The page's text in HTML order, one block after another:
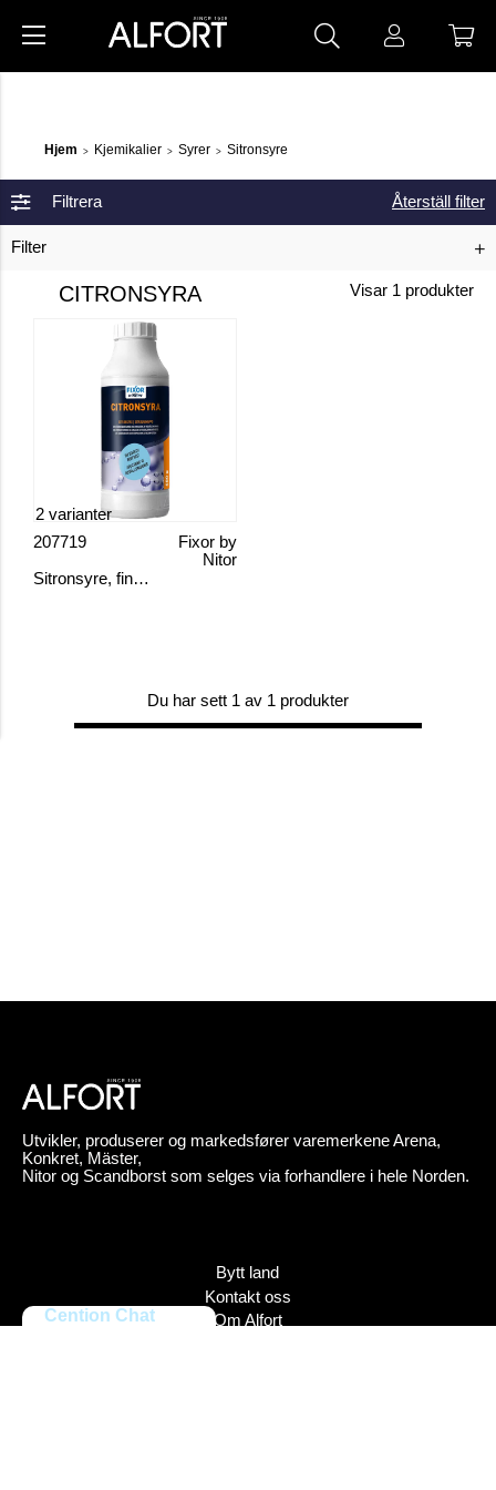
Hjem > Kjemikalier > Syrer > Sitronsyre
Filtrera
Filter
Återställ filter
CITRONSYRA Visar 1 produkter
Sitronsyre, finkornet
Fixor by
Nitor
207719
2 varianter
Du har sett 1 av 1 produkter
Utvikler, produserer og markedsfører varemerkene Arena,
Konkret, Mäster,
Nitor og Scandborst som selges via forhandlere i hele Norden.
Bytt land
Kontakt oss
Om Alfort
Cention Chat